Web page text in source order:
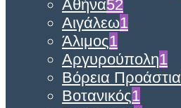
Αθήνα52
Αιγάλεω1
Άλιμος1
Αργυρούπολη1
Βόρεια Προάστια
Βοτανικός1